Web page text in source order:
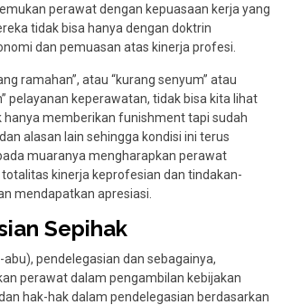
perawat dengan kepuasaan kerja yang
tidak bisa hanya dengan doktrin
dan pemuasan atas kinerja profesi.
ramahan”, atau “kurang senyum” atau
pelayanan keperawatan, tidak bisa kita lihat
hanya memberikan funishment tapi sudah
alasan lain sehingga kondisi ini terus
muaranya mengharapkan perawat
kinerja keprofesian dan tindakan-
mendapatkan apresiasi.
Sepihak
pendelegasian dan sebagainya,
perawat dalam pengambilan kebijakan
hak-hak dalam pendelegasian berdasarkan